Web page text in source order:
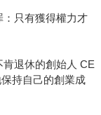
只有獲得權力才
退休的創始人 CE
持自己的創業成